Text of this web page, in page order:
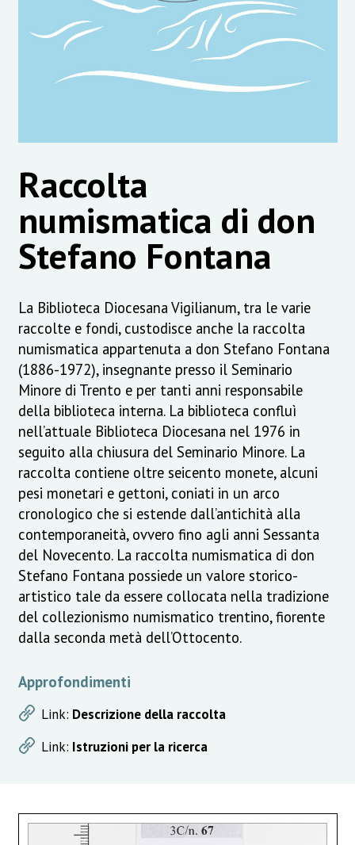
Raccolta
numismatica di don
Stefano Fontana
La Biblioteca Diocesana Vigilianum, tra le varie
raccolte e fondi, custodisce anche la raccolta
numismatica appartenuta a don Stefano Fontana
(1886-1972), insegnante presso il Seminario
Minore di Trento e per tanti anni responsabile
della biblioteca interna. La biblioteca confluì
nell’attuale Biblioteca Diocesana nel 1976 in
seguito alla chiusura del Seminario Minore. La
raccolta contiene oltre seicento monete, alcuni
pesi monetari e gettoni, coniati in un arco
cronologico che si estende dall’antichità alla
contemporaneità, ovvero fino agli anni Sessanta
del Novecento. La raccolta numismatica di don
Stefano Fontana possiede un valore storico-
artistico tale da essere collocata nella tradizione
del collezionismo numismatico trentino, fiorente
dalla seconda metà dell’Ottocento.
Approfondimenti
Link: Descrizione della raccolta
Link: Istruzioni per la ricerca